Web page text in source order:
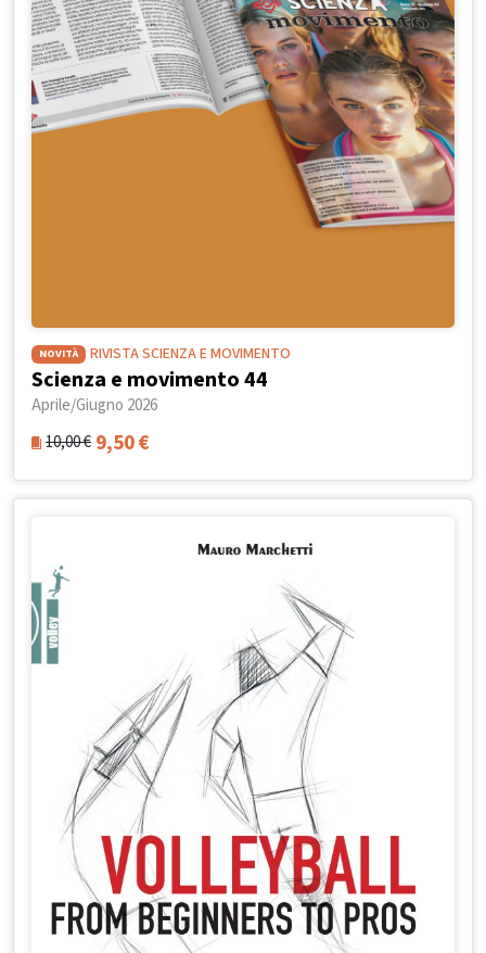
NOVITÀ RIVISTA SCIENZA E MOVIMENTO
Scienza e movimento 44
Aprile/Giugno 2026
10,00€ 9,50€